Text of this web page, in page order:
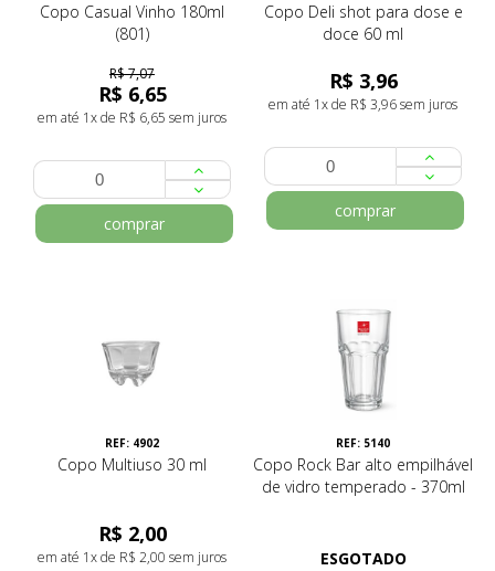
Copo Casual Vinho 180ml
(801)
R$ 7,07
R$ 6,65
em até 1x de R$ 6,65 sem juros
comprar
Copo Deli shot para dose e
doce 60 ml
R$ 3,96
em até 1x de R$ 3,96 sem juros
comprar
REF: 4902
Copo Multiuso 30 ml
R$ 2,00
em até 1x de R$ 2,00 sem juros
REF: 5140
Copo Rock Bar alto empilhável
de vidro temperado - 370ml
ESGOTADO